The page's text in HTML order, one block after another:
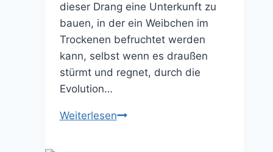
dieser Drang eine Unterkunft zu
bauen, in der ein Weibchen im
Trockenen befruchtet werden
kann, selbst wenn es draußen
stürmt und regnet, durch die
Evolution…
WeiterlesenMedieval